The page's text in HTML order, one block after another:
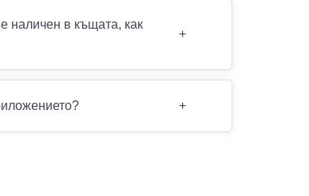
наличен в къщата, как
+
+